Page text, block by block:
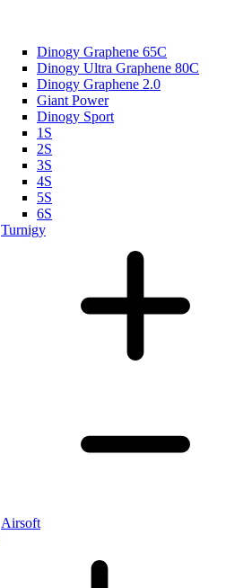
Dinogy Graphene 65C
Dinogy Ultra Graphene 80C
Dinogy Graphene 2.0
Giant Power
Dinogy Sport
1S
2S
3S
4S
5S
6S
Turnigy
Airsoft